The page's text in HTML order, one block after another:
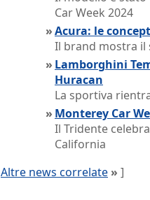
Car Week 2024
»Acura: le
Il brand mostra
» Lamborghini
Huracan
La sportiva
» Monterey Car
Il Tridente
California
Altre news correlate » ]